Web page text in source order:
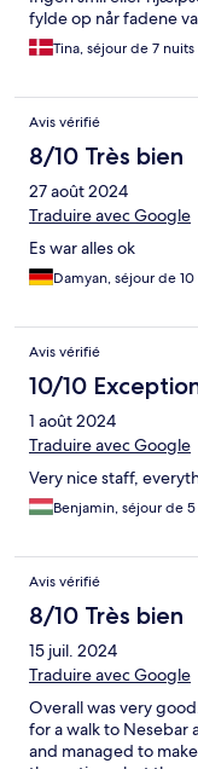
fylde op når fadene
serviceminded men
stærke at de ofte var
Tina, séjour de 7 nuits
Avis vérifié
8/10 Très bien
27 août 2024
Traduire avec Google
Es war alles ok
Damyan, séjour de
Avis vérifié
10/10
1 août 2024
Traduire avec Google
Very nice staff,
Benjamin, séjour de
Avis vérifié
8/10 Très bien
15 juil. 2024
Traduire avec Google
Overall was very
for a walk to Nesebar
and managed to